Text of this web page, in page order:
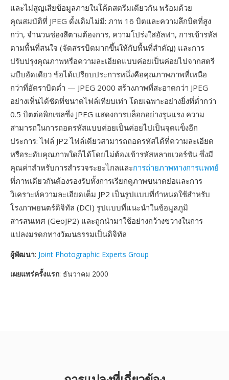
และไม่สูญเสียข้อมูลภายในโค้ดสตรีมเดียวกัน พร้อมด้วย
คุณสมบัติที่ JPEG ดั้งเดิมไม่มี: ภาพ 16 บิตและความลึกบิตที่สูง
กว่า, จำนวนช่องสีตามต้องการ, ความโปร่งใสอัลฟา, การเข้ารหัส
ตามพื้นที่สนใจ (จัดสรรบิตมากขึ้นให้กับพื้นที่สำคัญ) และการ
ปรับปรุงคุณภาพหรือความละเอียดแบบค่อยเป็นค่อยไปจากสตรี
มบีบอัดเดียว ข้อได้เปรียบประการหนึ่งคือคุณภาพภาพที่เหนือ
กว่าที่อัตราบิตต่ำ — JPEG 2000 สร้างภาพที่สะอาดกว่า JPEG
อย่างเห็นได้ชัดที่ขนาดไฟล์เทียบเท่า โดยเฉพาะอย่างยิ่งที่ต่ำกว่า
0.5 บิตต่อพิกเซลซึ่ง JPEG แสดงการบล็อกอย่างรุนแรง ความ
สามารถในการถอดรหัสแบบค่อยเป็นค่อยไปเป็นจุดแข็งอีก
ประการ: ไฟล์ JP2 ไฟล์เดียวสามารถถอดรหัสได้ที่ความละเอียด
หรือระดับคุณภาพใดก็ได้โดยไม่ต้องเข้ารหัสหลายเวอร์ชัน ซึ่งมี
คุณค่าสำหรับการสำรวจระยะไกลและการถ่ายภาพทางการแพทย์
ที่ภาพเดียวกันต้องรองรับทั้งการเรียกดูภาพขนาดย่อและการ
วิเคราะห์ความละเอียดเต็ม JP2 เป็นรูปแบบที่กำหนดใช้สำหรับ
โรงภาพยนตร์ดิจิทัล (DCI) รูปแบบที่แนะนำในข้อมูลภูมิ
สารสนเทศ (GeoJP2) และถูกนำมาใช้อย่างกว้างขวางในการ
แปลงมรดกทางวัฒนธรรมเป็นดิจิทัล
ผู้พัฒนา: Joint Photographic Experts Group
เผยแพร่ครั้งแรก: ธันวาคม 2000